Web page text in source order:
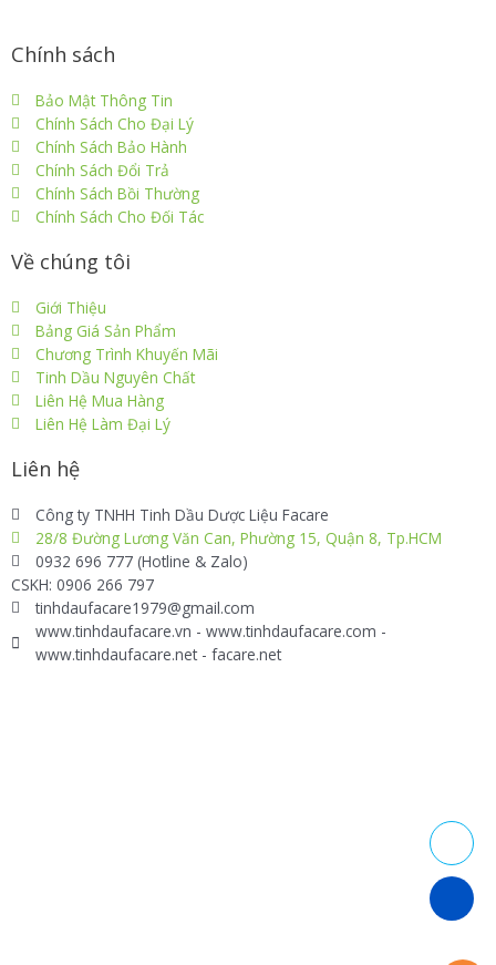
Chính sách
Bảo Mật Thông Tin
Chính Sách Cho Đại Lý
Chính Sách Bảo Hành
Chính Sách Đổi Trả
Chính Sách Bồi Thường
Chính Sách Cho Đối Tác
Về chúng tôi
Giới Thiệu
Bảng Giá Sản Phẩm
Chương Trình Khuyến Mãi
Tinh Dầu Nguyên Chất
Liên Hệ Mua Hàng
Liên Hệ Làm Đại Lý
Liên hệ
Công ty TNHH Tinh Dầu Dược Liệu Facare
28/8 Đường Lương Văn Can, Phường 15, Quận 8, Tp.HCM
0932 696 777 (Hotline & Zalo)
CSKH: 0906 266 797
tinhdaufacare1979@gmail.com
www.tinhdaufacare.vn - www.tinhdaufacare.com -
www.tinhdaufacare.net - facare.net